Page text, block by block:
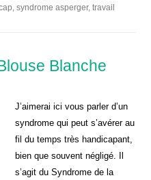
,syndrome asperger,travail
Blanche
J’aimerai ici vous parler d’un
syndrome qui peut s’avérer au
fil du temps très handicapant,
bien que souvent négligé. Il
s’agit du Syndrome de la